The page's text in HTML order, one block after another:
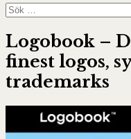
Sök
efter:
Logobook –
finest logos,
trademarks